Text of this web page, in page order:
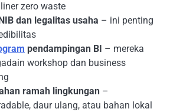
zero waste
dan legalitas usaha – ini penting
pendampingan BI – mereka
workshop dan business
ramah lingkungan –
daur ulang, atau bahan lokal